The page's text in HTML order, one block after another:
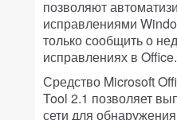
позволяют
исправлениями
только сообщить о
исправлениях в Office.
Средство Microsoft
Tool 2.1 позволяет
сети для